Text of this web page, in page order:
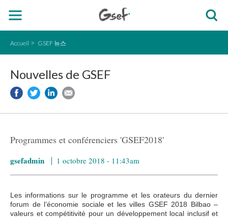
Accueil GSEF 뉴스
Nouvelles de GSEF
Programmes et conférenciers 'GSEF2018'
gsefadmin 1 octobre 2018 - 11:43am
Les informations sur le programme et les orateurs du dernier
forum de l’économie sociale et les villes GSEF 2018 Bilbao –
valeurs et compétitivité pour un développement local inclusif et